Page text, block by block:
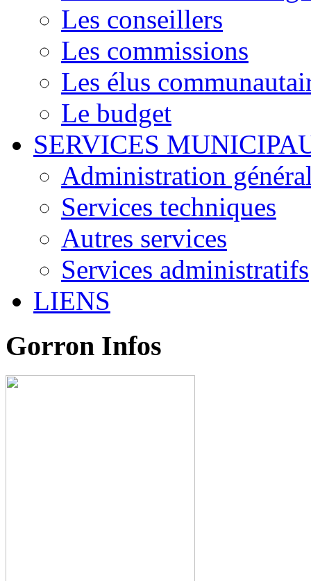
Les conseillers
Les commissions
Les élus
Le budget
SERVICES
Administration
Services techniques
Autres services
Services administratifs
LIENS
Gorron Infos